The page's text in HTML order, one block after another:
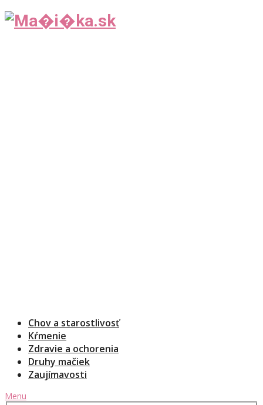
Chov a starostlivosť
Kŕmenie
Zdravie a ochorenia
Druhy mačiek
Zaujímavosti
Menu